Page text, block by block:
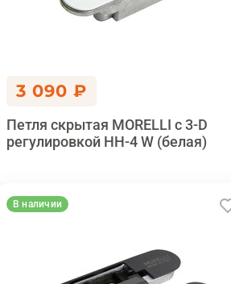
3 090 ₽
Петля скрытая MORELLI с 3-D
регулировкой HH-4 W (белая)
В наличии